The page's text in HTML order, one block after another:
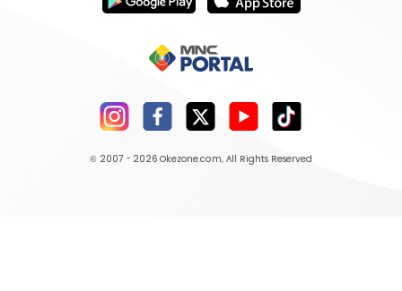
© 2007 - 2026 Okezone.com, All Rights Reserved